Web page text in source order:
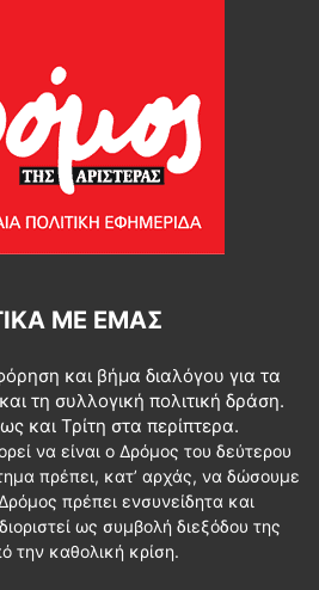
ΜΕ ΕΜΆΣ
και βήμα διαλόγου για τα
τη συλλογική πολιτική δράση.
και Τρίτη στα περίπτερα.
να είναι ο Δρόμος του δεύτερου
πρέπει, κατ’ αρχάς, να δώσουμε
πρέπει ενσυνείδητα και
ως συμβολή διεξόδου της
την καθολική κρίση.